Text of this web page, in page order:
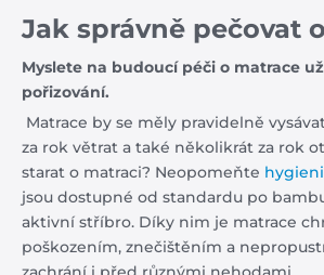
Jak správně pečovat
Myslete na budoucí péči o matrace
pořizování.
Matrace by se měly pravidelně
za rok větrat a také několikrát za rok
starat o matraci? Neopomeňte
jsou dostupné od standardu po
aktivní stříbro. Díky nim je matrace
poškozením, znečištěním a